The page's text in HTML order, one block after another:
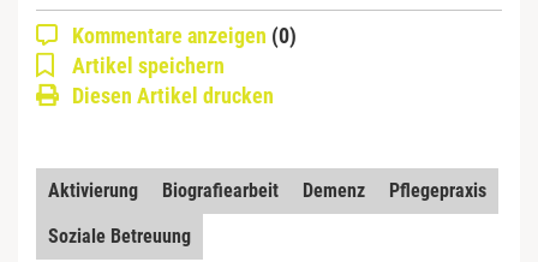
Kommentare anzeigen (0)
Artikel speichern
Diesen Artikel drucken
Aktivierung Biografiearbeit Demenz
Pflegepraxis
Soziale Betreuung